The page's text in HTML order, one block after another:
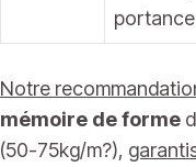
portance
Notre
mémoire de forme
(50-75kg/m?),